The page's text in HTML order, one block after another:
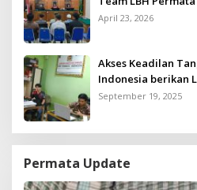
April 23, 2026
Akses Keadilan
Indonesia berikan
Gratis untuk
September 19, 2025
Permata Update